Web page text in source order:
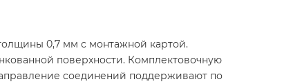
0,7 мм с монтажной картой.
поверхности. Комплектовочную
соединений поддерживают по